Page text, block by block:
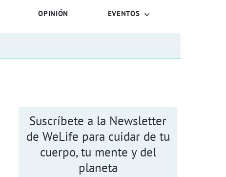
OPINIÓN EVENTOS
Suscríbete a la Newsletter
de WeLife para cuidar de tu
cuerpo, tu mente y del
planeta